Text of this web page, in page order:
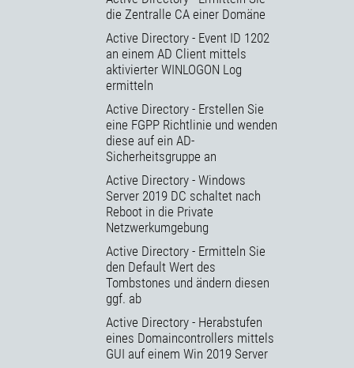
die Zentralle CA einer Domäne
Active Directory - Event ID 1202
an einem AD Client mittels
aktivierter WINLOGON Log
ermitteln
Active Directory - Erstellen Sie
eine FGPP Richtlinie und wenden
diese auf ein AD-
Sicherheitsgruppe an
Active Directory - Windows
Server 2019 DC schaltet nach
Reboot in die Private
Netzwerkumgebung
Active Directory - Ermitteln Sie
den Default Wert des
Tombstones und ändern diesen
ggf. ab
Active Directory - Herabstufen
eines Domaincontrollers mittels
GUI auf einem Win 2019 Server